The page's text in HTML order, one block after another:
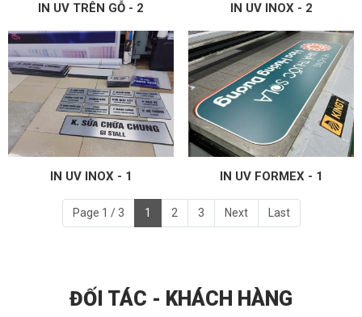
IN UV TRÊN GỖ - 2 IN UV INOX - 2
IN UV INOX - 1 IN UV FORMEX - 1
Page 1 / 3 1 2 3 Next Last
ĐỐI TÁC - KHÁCH HÀNG